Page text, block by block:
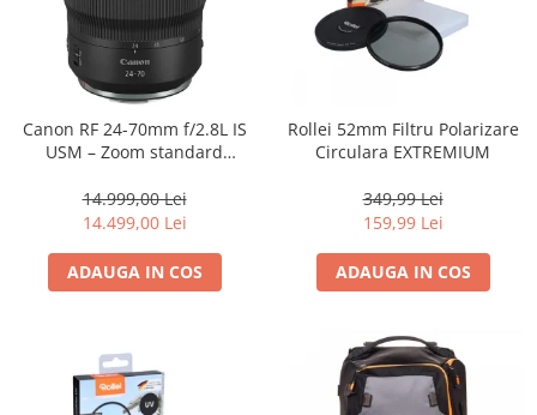
Canon RF 24-70mm f/2.8L IS
USM – Zoom standard
14.999,00 Lei
14.499,00 Lei
ADAUGA IN COS
Rollei 52mm Filtru Polarizare
Circulara EXTREMIUM
349,99 Lei
159,99 Lei
ADAUGA IN COS